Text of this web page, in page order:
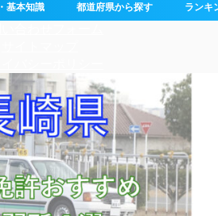
基本知識 都道府県から探す ランキ